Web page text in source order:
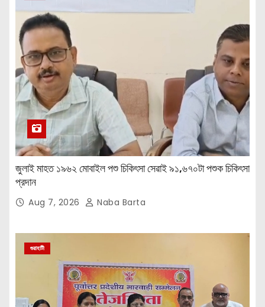
জুলাই মাহত ১৯৬২ মোবাইল পশু চিকিৎসা সেৱাই ৯১,৬৭০টা পশুক চিকিৎসা
প্রদান
Aug 7, 2026 Naba Barta
গুৱাহাটী